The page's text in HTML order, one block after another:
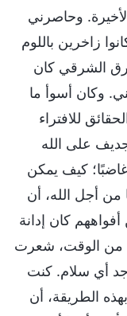
وحاصرني
زاخرين باللوم
الشرقي كان
وكان أسوأ ما
للافتراء
على الله
كيف يمكن
من أجل الله، أن
كان إدانة
من الوقت، شعرت
أي سلام. كنت
الطريقة، أن